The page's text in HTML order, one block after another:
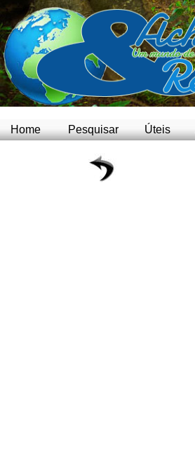
Home Pesquisar Úteis